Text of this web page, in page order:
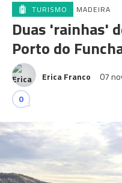
TURISMO MADEIRA
Duas 'rainhas'
Porto do
Erica Franco 07
0